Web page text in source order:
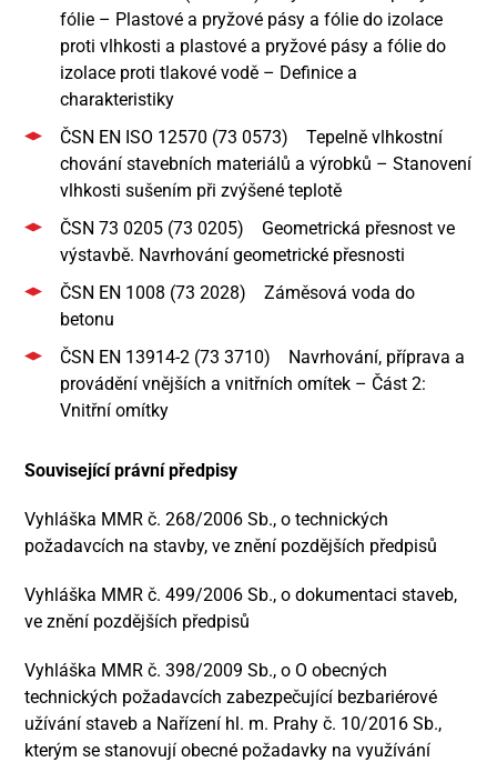
fólie – Plastové a pryžové pásy a fólie do izolace
proti vlhkosti a plastové a pryžové pásy a fólie do
izolace proti tlakové vodě – Definice a
charakteristiky
ČSN EN ISO 12570 (73 0573) Tepelně vlhkostní
chování stavebních materiálů a výrobků – Stanovení
vlhkosti sušením při zvýšené teplotě
ČSN 73 0205 (73 0205)
Geometrická přesnost ve
výstavbě. Navrhování geometrické přesnosti
ČSN EN 1008 (73 2028) Záměsová voda do
betonu
ČSN EN 13914-2 (73 3710) Navrhování, příprava a
provádění vnějších a vnitřních omítek – Část 2:
Vnitřní omítky
Související právní předpisy
Vyhláška MMR č. 268/2006 Sb., o technických
požadavcích na stavby, ve znění pozdějších předpisů
Vyhláška MMR č. 499/2006 Sb., o dokumentaci staveb,
ve znění pozdějších předpisů
Vyhláška MMR č. 398/2009 Sb., o O obecných
technických požadavcích zabezpečující bezbariérové
užívání staveb a Nařízení hl. m. Prahy č. 10/2016 Sb.,
kterým se stanovují obecné požadavky na využívání